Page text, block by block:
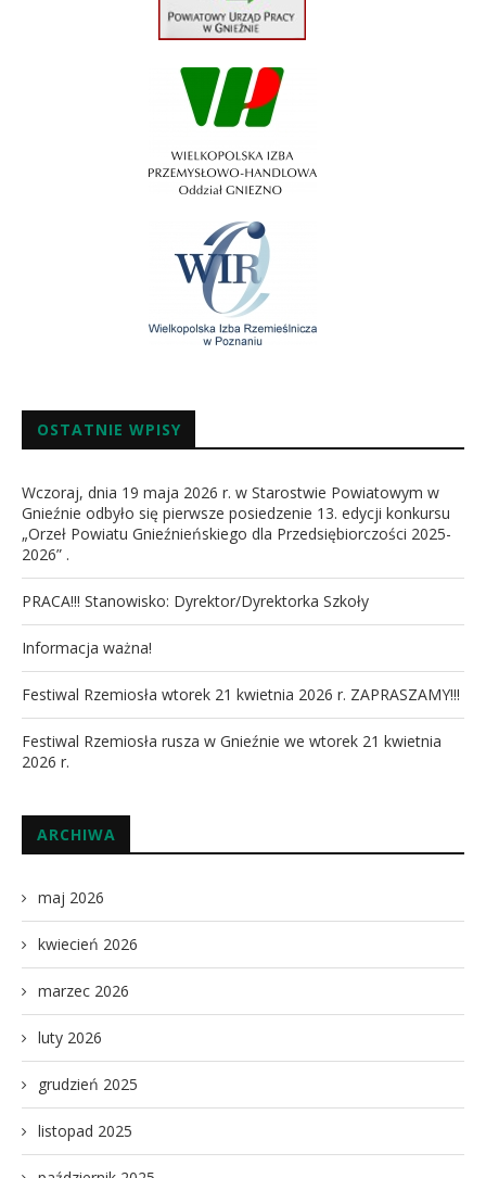
OSTATNIE WPISY
Wczoraj, dnia 19 maja 2026 r. w Starostwie Powiatowym w
Gnieźnie odbyło się pierwsze posiedzenie 13. edycji konkursu
„Orzeł Powiatu Gnieźnieńskiego dla Przedsiębiorczości 2025-
2026” .
PRACA!!! Stanowisko: Dyrektor/Dyrektorka Szkoły
Informacja ważna!
Festiwal Rzemiosła wtorek 21 kwietnia 2026 r. ZAPRASZAMY!!!
Festiwal Rzemiosła rusza w Gnieźnie we wtorek 21 kwietnia
2026 r.
ARCHIWA
maj 2026
kwiecień 2026
marzec 2026
luty 2026
grudzień 2025
listopad 2025